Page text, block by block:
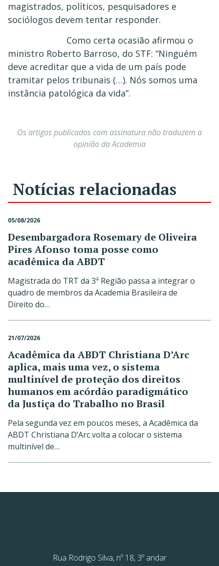
magistrados, políticos, pesquisadores e
sociólogos devem tentar responder.
Como certa ocasião afirmou o
ministro Roberto Barroso, do STF: “Ninguém
deve acreditar que a vida de um país pode
tramitar pelos tribunais (…). Nós somos uma
instância patológica da vida”.
Os artigos publicados com assinatura não traduzem a
opinião da Academia
Notícias relacionadas
05/08/2026
Desembargadora Rosemary de Oliveira
Pires Afonso toma posse como
acadêmica da ABDT
Magistrada do TRT da 3ª Região passa a integrar o
quadro de membros da Academia Brasileira de
Direito do…
21/07/2026
Acadêmica da ABDT Christiana D’Arc
aplica, mais uma vez, o sistema
multinível de proteção dos direitos
humanos em acórdão paradigmático
da Justiça do Trabalho no Brasil
Pela segunda vez em poucos meses, a Acadêmica da
ABDT Christiana D’Arc volta a colocar o sistema
multinível de…
Rua Rodrigo Silva, nº 18, 3º andar